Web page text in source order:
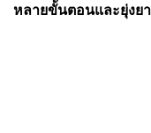
หลายขั้นตอนและยุ่งยา